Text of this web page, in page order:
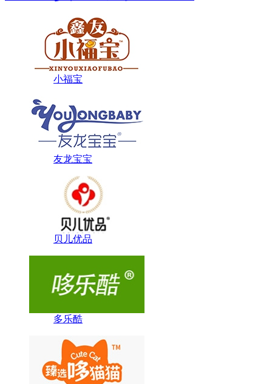
小福宝
友龙宝宝
贝儿优品
多乐酷